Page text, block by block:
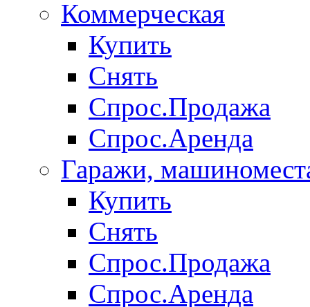
Коммерческая
Купить
Снять
Спрос.Продажа
Спрос.Аренда
Гаражи,
Купить
Снять
Спрос.Продажа
Спрос.Аренда